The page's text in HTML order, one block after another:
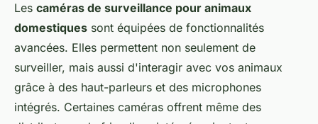
Les caméras de surveillance pour animaux
domestiques sont équipées de fonctionnalités
avancées. Elles permettent non seulement de
surveiller, mais aussi d'interagir avec vos animaux
grâce à des haut-parleurs et des microphones
intégrés. Certaines caméras offrent même des